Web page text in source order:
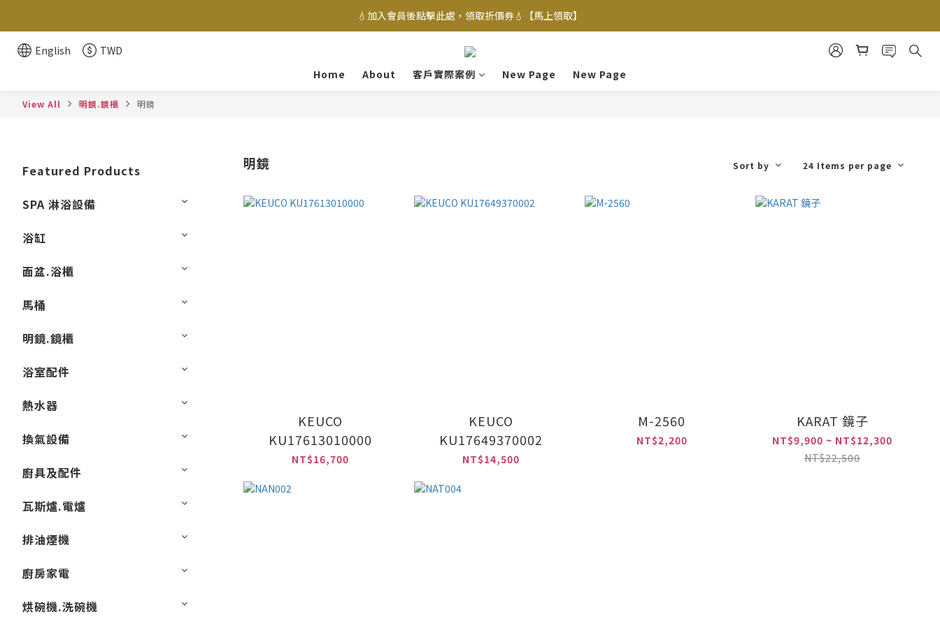
💧加入會員後點擊此處，領取折價券💧【馬上領取】
English
TWD
Home
About 客戶實際案例 New Page New Page
View All 明鏡.鏡櫃 明鏡
Featured Products
SPA 淋浴設備
浴缸
面盆.浴櫃
馬桶
明鏡.鏡櫃
浴室配件
熱水器
換氣設備
廚具及配件
瓦斯爐.電爐
排油煙機
廚房家電
烘碗機.洗碗機
明鏡 Sort by 24 Items per page
KEUCO
KU17613010000
NT$16,700
KEUCO
KU17649370002
NT$14,500
M-2560
NT$2,200
KARAT 鏡子
NT$9,900 ~ NT$12,300
NT$22,500